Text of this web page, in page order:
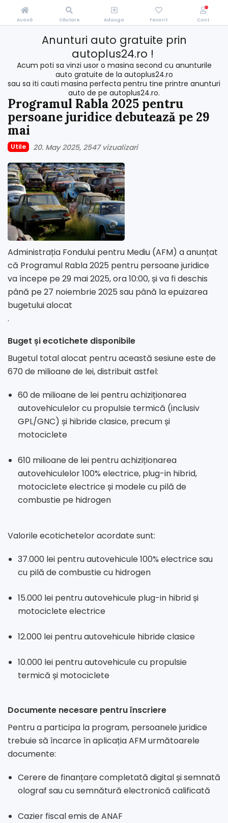
Anunturi auto gratuite prin
autoplus24.ro !
Acum poti sa vinzi usor o masina second cu anunturile
auto gratuite de la autoplus24.ro
sau sa iti cauti masina perfecta pentru tine printre anunturi
auto de pe autoplus24.ro.
Programul Rabla 2025 pentru
persoane juridice debutează pe 29
mai
Utile 20. May 2025 2547 vizualizari
Administrația Fondului pentru Mediu (AFM) a anunțat
că Programul Rabla 2025 pentru persoane juridice
va începe pe 29 mai 2025, ora 10:00, și va fi deschis
până pe 27 noiembrie 2025 sau până la epuizarea
bugetului alocat
.
Buget și ecotichete disponibile
Bugetul total alocat pentru această sesiune este de
670 de milioane de lei, distribuit astfel:
60 de milioane de lei pentru achiziționarea
autovehiculelor cu propulsie termică (inclusiv
GPL/GNC) și hibride clasice, precum și
motociclete
610 milioane de lei pentru achiziționarea
autovehiculelor 100% electrice, plug-in hibrid,
motociclete electrice și modele cu pilă de
combustie pe hidrogen
Valorile ecotichetelor acordate sunt:
37.000 lei pentru autovehicule 100% electrice sau
cu pilă de combustie cu hidrogen
15.000 lei pentru autovehicule plug-in hibrid și
motociclete electrice
12.000 lei pentru autovehicule hibride clasice
10.000 lei pentru autovehicule cu propulsie
termică și motociclete
Documente necesare pentru înscriere
Pentru a participa la program, persoanele juridice
trebuie să încarce în aplicația AFM următoarele
documente:
Cerere de finanțare completată digital și semnată
olograf sau cu semnătură electronică calificată
Cazier fiscal emis de ANAF
Acasă Căutare Adauga Favorit Cont